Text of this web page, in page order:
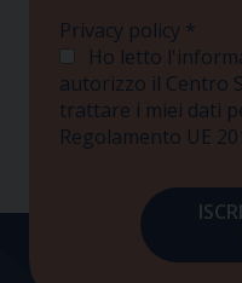
Privacy policy *
Ho letto
autorizzo il Centro
trattare i miei dati
Regolamento UE